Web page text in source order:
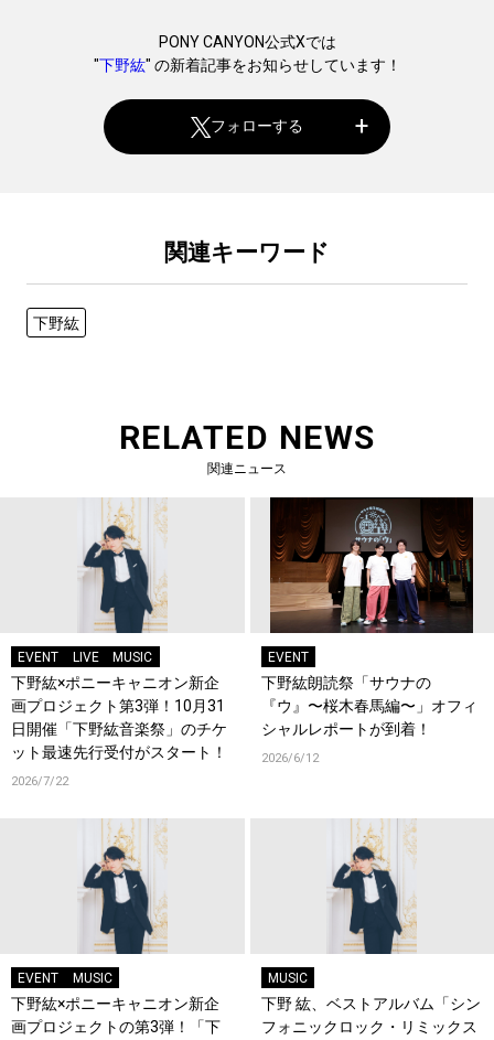
PONY CANYON公式Xでは
"下野紘" の新着記事をお知らせしています！
フォローする
関連キーワード
下野紘
RELATED NEWS
関連ニュース
EVENT LIVE MUSIC
下野紘×ポニーキャニオン新企
画プロジェクト第3弾！10月31
日開催「下野紘音楽祭」のチケ
ット最速先行受付がスタート！
2026/7/22
EVENT
下野紘朗読祭「サウナの
『ウ』〜桜木春馬編〜」オフィ
シャルレポートが到着！
2026/6/12
EVENT MUSIC
下野紘×ポニーキャニオン新企
画プロジェクトの第3弾！「下
MUSIC
下野 紘、ベストアルバム「シン
フォニックロック・リミックス